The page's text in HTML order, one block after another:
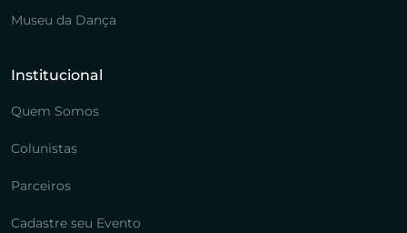
Museu da Dança
Institucional
Quem Somos
Colunistas
Parceiros
Cadastre seu Evento